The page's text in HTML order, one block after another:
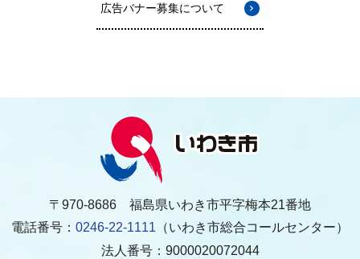
広告バナー募集について
〒970-8686 福島県いわき市平字梅本21番地
電話番号： 0246-22-1111 （いわき市総合コールセンター）
法人番号：9000020072044